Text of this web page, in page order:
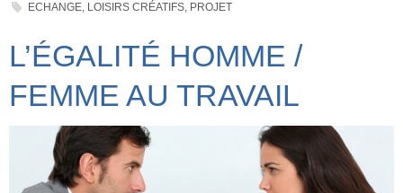
ECHANGE, LOISIRS CRÉATIFS, PROJET
L’ÉGALITÉ HOMME /
FEMME AU TRAVAIL